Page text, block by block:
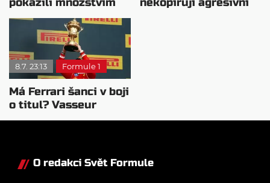
chyb: Vasseur ale vidí
i pozitiva
8.7. 23:13 Formule 1
Má Ferrari šanci v boji
o titul? Vasseur
nesouhlasí
O redakci Svět Formule